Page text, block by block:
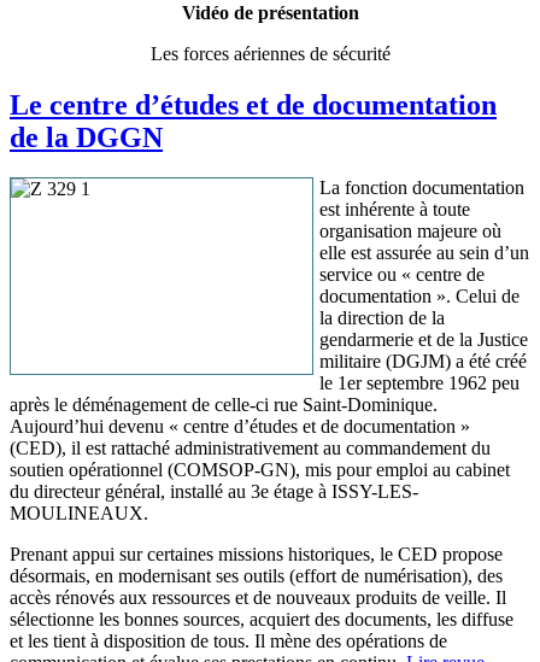
Vidéo de présentation
Les forces aériennes de sécurité
Le centre d’études et de documentation
de la DGGN
La fonction documentation
est inhérente à toute
organisation majeure où
elle est assurée au sein d’un
service ou « centre de
documentation ». Celui de
la direction de la
gendarmerie et de la Justice
militaire (DGJM) a été créé
le 1er septembre 1962 peu
après le déménagement de celle-ci rue Saint-Dominique.
Aujourd’hui devenu « centre d’études et de documentation »
(CED), il est rattaché administrativement au commandement du
soutien opérationnel (COMSOP-GN), mis pour emploi au cabinet
du directeur général, installé au 3e étage à ISSY-LES-
MOULINEAUX.
Prenant appui sur certaines missions historiques, le CED propose
désormais, en modernisant ses outils (effort de numérisation), des
accès rénovés aux ressources et de nouveaux produits de veille. Il
sélectionne les bonnes sources, acquiert des documents, les diffuse
et les tient à disposition de tous. Il mène des opérations de